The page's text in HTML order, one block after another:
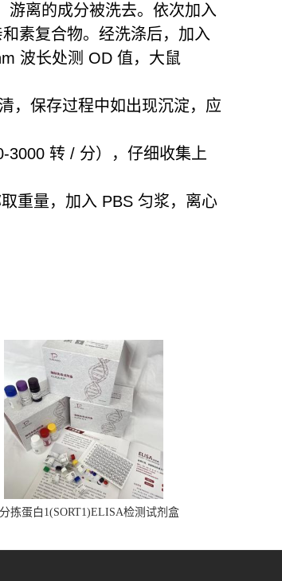
游离的成分被洗去。依次加入
素复合物。经洗涤后，加入
波长处测 OD 值，大鼠
，保存过程中如出现沉淀，应
3000 转 / 分），仔细收集上
重量，加入 PBS 匀浆，离心
拣蛋白1(SORT1)ELISA检测试剂盒